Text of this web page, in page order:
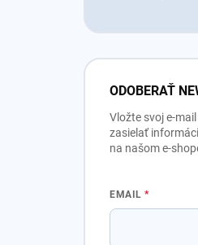
ODOBERAŤ
Vložte svoj e-
zasielať
na našom e-
EMAIL